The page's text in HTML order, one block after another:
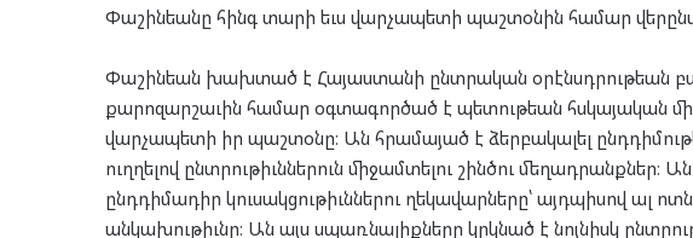
Փաշինեանը հինգ տարի եւս վարչապետի պաշտօնին համար
Փաշինեան խախտած է Հայաստանի ընտրական օրէնսդրութեան
քարոզարշաւին համար օգտագործած է պետութեան հսկայական
վարչապետի իր պաշտօնը։ Ան հրամայած է ձերբակալել
ուղղելով ընտրութիւններուն միջամտելու շինծու մեղադրանքներ։
ընդդիմադիր կուսակցութիւններու ղեկավարները՝ այդպիսով ալ
անկախութիւնը։ Ան այս սպառնալիքները կրկնած է նոյնիսկ